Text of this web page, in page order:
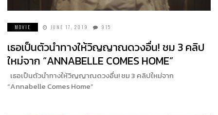
MOVIE JUNE 17, 2019 915
เธอเป็นตัวนำทางให้วิญญาณดวงอื่น! ชม 3 คลิป
ใหม่จาก “ANNABELLE COMES HOME”
เธอเป็นตัวนำทางให้วิญญาณดวงอื่น! ชม 3 คลิปใหม่จาก
“Annabelle Comes Home”